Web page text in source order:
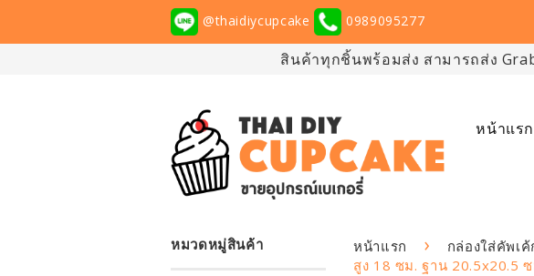
@thaidiycupcake 0989095277
สินค้าทุกชิ้นพร้อมส่ง สามารถส่ง
หน้าแรก
หมวดหมู่สินค้า หน้าแรก › กล่องใส่คัพเ
สูง 18 ซม. ฐาน 20.5x20.5